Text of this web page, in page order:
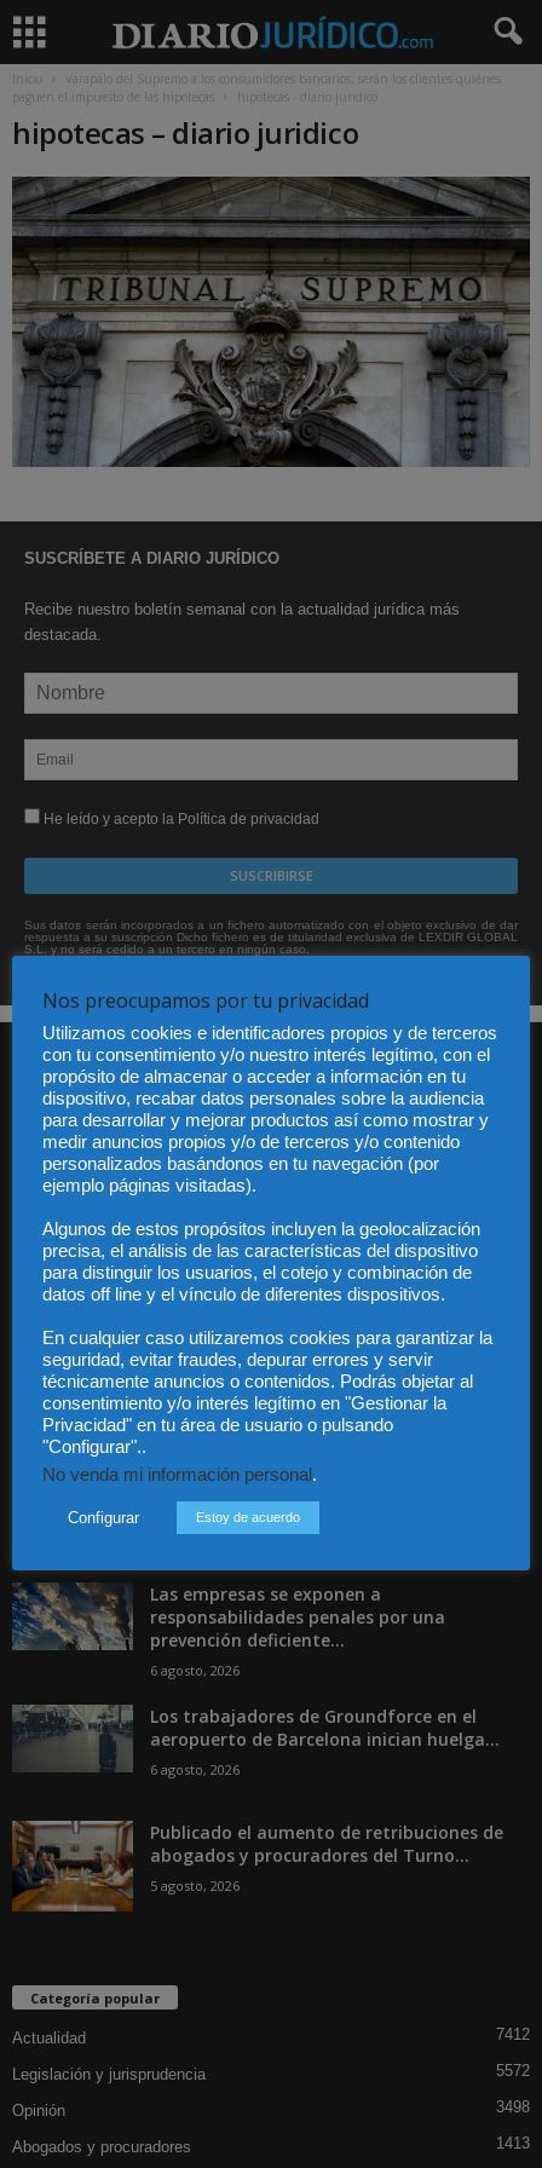
Inicio
Varapalo del Supremo a los consumidores bancarios, serán los clientes quiénes
paguen el impuesto de las hipotecas
hipotecas - diario juridico
hipotecas – diario juridico
SUSCRÍBETE A DIARIO JURÍDICO
Recibe nuestro boletín semanal con la actualidad jurídica más
destacada.
He leído y acepto la Política de privacidad
Sus datos serán incorporados a un fichero automatizado con el objeto exclusivo de dar
respuesta a su suscripción Dicho fichero es de titularidad exclusiva de LEXDIR GLOBAL
S.L. y no será cedido a un tercero en ningún caso.
Audiencia y Publicidad
Legal
Privacidad
Contacto
Contáctanos:info@diariojuridico.com
Las empresas se exponen a
responsabilidades penales por una
prevención deficiente...
6 agosto, 2026
Los trabajadores de Groundforce en el
aeropuerto de Barcelona inician huelga...
6 agosto, 2026
Publicado el aumento de retribuciones de
abogados y procuradores del Turno...
5 agosto, 2026
Categoría popular
Actualidad 7412
Legislación y jurisprudencia 5572
Opinión 3498
Abogados y procuradores 1413
Nos preocupamos por tu privacidad
Utilizamos cookies e identificadores propios y de terceros
con tu consentimiento y/o nuestro interés legítimo, con el
propósito de almacenar o acceder a información en tu
dispositivo, recabar datos personales sobre la audiencia
para desarrollar y mejorar productos así como mostrar y
medir anuncios propios y/o de terceros y/o contenido
personalizados basándonos en tu navegación (por
ejemplo páginas visitadas).
Algunos de estos propósitos incluyen la geolocalización
precisa, el análisis de las características del dispositivo
para distinguir los usuarios, el cotejo y combinación de
datos off line y el vínculo de diferentes dispositivos.
En cualquier caso utilizaremos cookies para garantizar la
seguridad, evitar fraudes, depurar errores y servir
técnicamente anuncios o contenidos. Podrás objetar al
consentimiento y/o interés legítimo en "Gestionar la
Privacidad" en tu área de usuario o pulsando
"Configurar"..
No venda mi información personal .
Configurar Estoy de acuerdo